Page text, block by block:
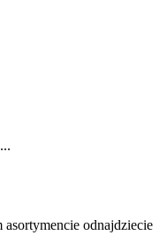
odnajdziecie